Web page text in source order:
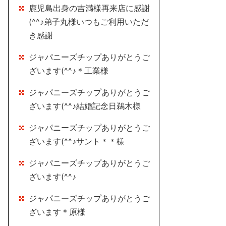
鹿児島出身の吉満様再来店に感謝
(^^♪弟子丸様いつもご利用いただ
き感謝
ジャパニーズチップありがとうご
ざいます(^^♪＊工業様
ジャパニーズチップありがとうご
ざいます(^^♪結婚記念日鵜木様
ジャパニーズチップありがとうご
ざいます(^^♪サント＊＊様
ジャパニーズチップありがとうご
ざいます(^^♪
ジャパニーズチップありがとうご
ざいます＊原様